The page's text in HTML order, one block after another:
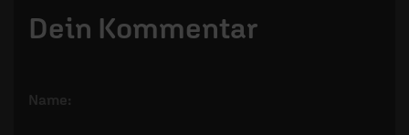
Dein Kommentar
Name: